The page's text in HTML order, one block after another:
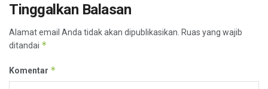
Tinggalkan Balasan
Alamat email Anda tidak akan dipublikasikan. Ruas yang wajib
ditandai *
Komentar *